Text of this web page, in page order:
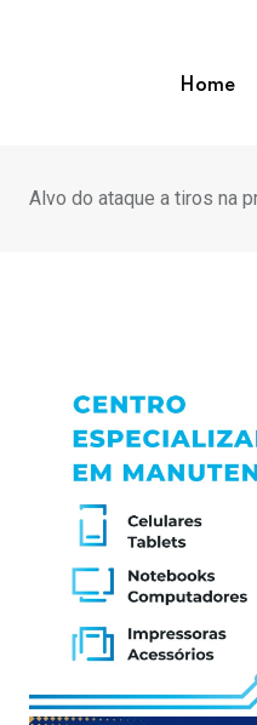
Home
Alvo do ataque a tiros na